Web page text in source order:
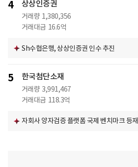
4 상상인증권
거래량 1,380,356
거래대금 16.6억
Sh수협은행, 상상인증권 인수 추진
5 한국첨단소재
거래량 3,991,467
거래대금 118.3억
자회사 양자검증 플랫폼 국제 벤치마크 등재